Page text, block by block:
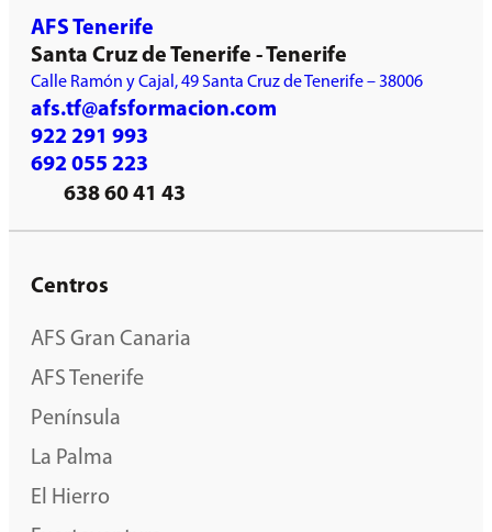
AFS Tenerife
Santa Cruz de Tenerife - Tenerife
Calle Ramón y Cajal, 49 Santa Cruz de Tenerife – 38006
afs.tf@afsformacion.com
922 291 993
692 055 223
638 60 41 43
Centros
AFS Gran Canaria
AFS Tenerife
Península
La Palma
El Hierro